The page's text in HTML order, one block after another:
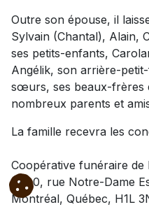
Outre son épouse, il
Sylvain (Chantal), Alain,
ses petits-enfants,
Angélik, son arrière-
sœurs, ses beaux-frères
nombreux parents et
La famille recevra les
Coopérative funéraire
9480, rue Notre-Dame
Montréal, Québec, H1L